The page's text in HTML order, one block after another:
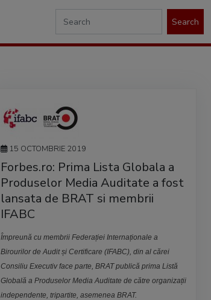
Search
15 OCTOMBRIE 2019
Forbes.ro: Prima Lista Globala a
Produselor Media Auditate a fost
lansata de BRAT si membrii
IFABC
Împreună cu membrii Federației Internaționale a
Birourilor de Audit și Certificare (IFABC), din al cărei
Consiliu Executiv face parte, BRAT publică prima Listă
Globală a Produselor Media Auditate de către organizații
independente, tripartite, asemenea BRAT.